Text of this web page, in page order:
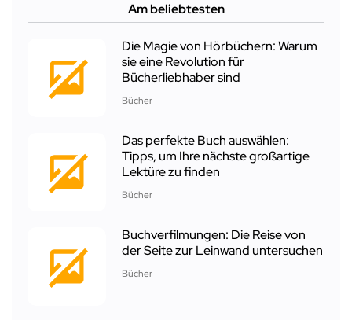
Am beliebtesten
Die Magie von Hörbüchern: Warum
sie eine Revolution für
Bücherliebhaber sind
Bücher
Das perfekte Buch auswählen:
Tipps, um Ihre nächste großartige
Lektüre zu finden
Bücher
Buchverfilmungen: Die Reise von
der Seite zur Leinwand untersuchen
Bücher